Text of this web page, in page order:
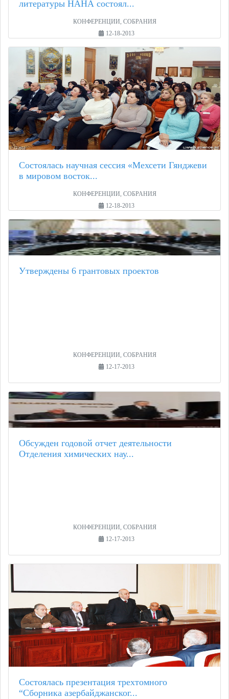
литературы НАНА состоял...
КОНФЕРЕНЦИИ, СОБРАНИЯ
12-18-2013
Состоялась научная сессия «Мехсети Гянджеви
в мировом восток...
КОНФЕРЕНЦИИ, СОБРАНИЯ
12-18-2013
Утверждены 6 грантовых проектов
КОНФЕРЕНЦИИ, СОБРАНИЯ
12-17-2013
Обсужден годовой отчет деятельности
Отделения химических нау...
КОНФЕРЕНЦИИ, СОБРАНИЯ
12-17-2013
Состоялась презентация трехтомного
“Сборника азербайджанског...